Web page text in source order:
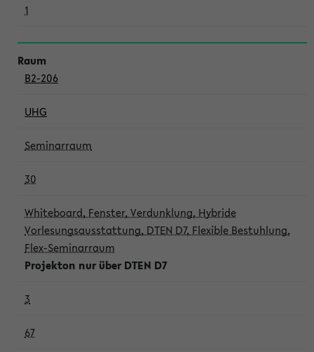
1
B2-206
UHG
Seminarraum
30
Whiteboard, Fenster, Verdunklung, Hybride
Vorlesungsausstattung, DTEN D7, Flexible Bestuhlung,
Flex-Seminarraum
Projekton nur über DTEN D7
3
67